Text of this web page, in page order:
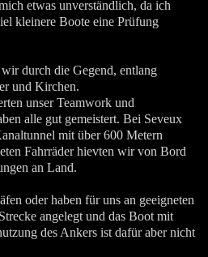
etwas unverständlich, da ich
kleinere Boote eine Prüfung
durch die Gegend, entlang
und Kirchen.
unser Teamwork und
alle gut gemeistert. Bei Seveux
mit über 600 Metern
Fahrräder hievten wir von Bord
an Land.
oder haben für uns an geeigneten
angelegt und das Boot mit
des Ankers ist dafür aber nicht